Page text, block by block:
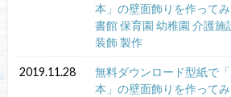
本」の壁面飾りを作って
書館 保育園 幼稚園 介護施
装飾 製作
2019.11.28
無料ダウンロード型紙で
本」の壁面飾りを作って